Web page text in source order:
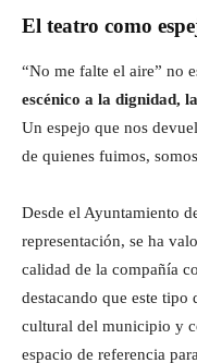
El teatro como
“No me falte el aire” no
escénico a la dignidad,
Un espejo que nos
de quienes fuimos,
Desde el Ayuntamiento
representación, se ha
calidad de la compañía
destacando que este tipo
cultural del municipio y
espacio de referencia